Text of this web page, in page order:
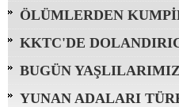
ÖLÜMLERDEN
KKTC'DE
BUGÜN
YUNAN ADALARI